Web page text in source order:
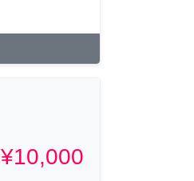
¥10,000